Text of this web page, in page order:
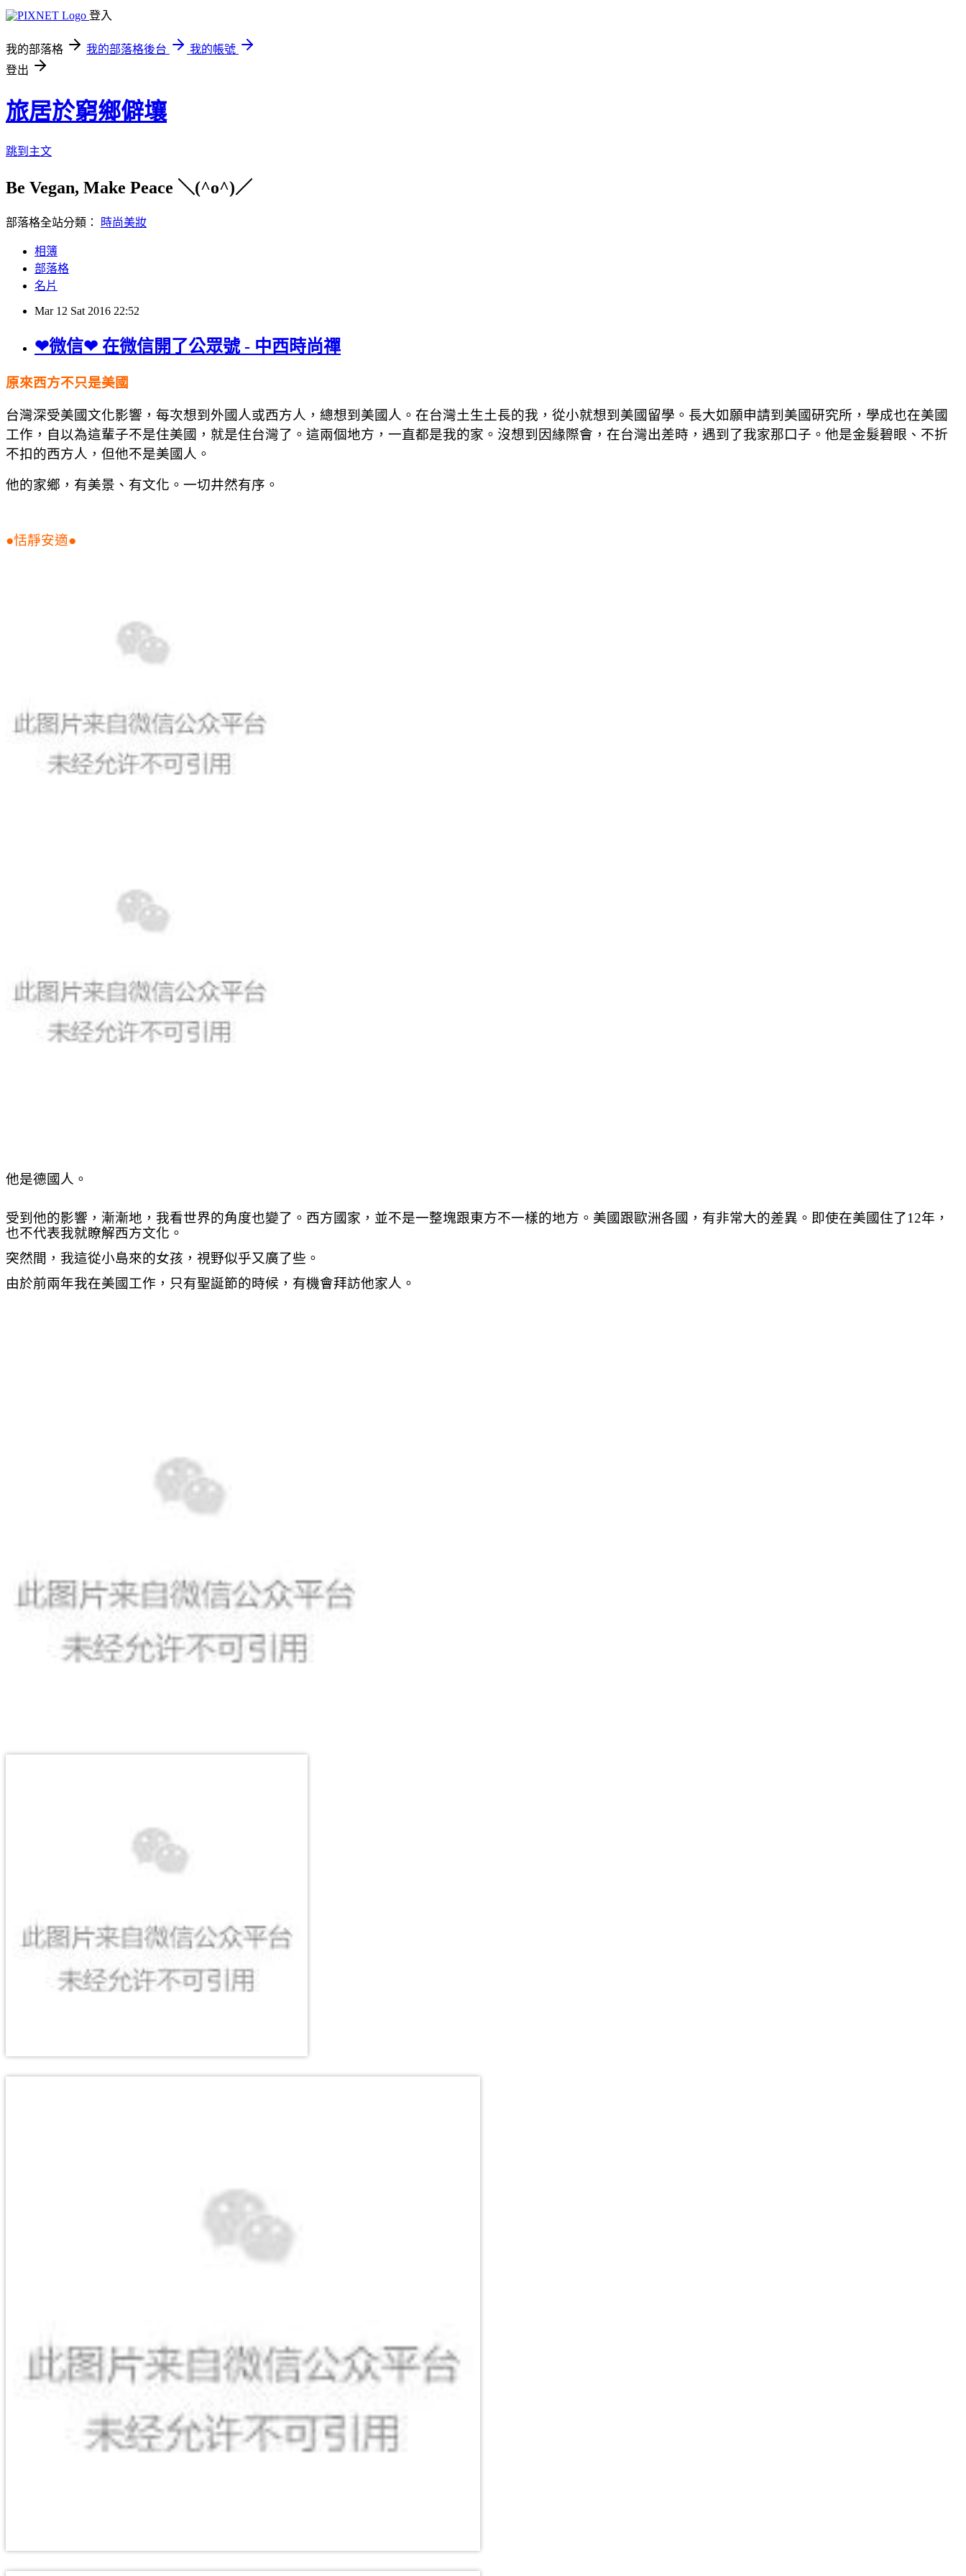
登入
我的部落格 我的部落格後台
我的帳號
登出
旅居於窮鄉僻壤
跳到主文
Be Vegan, Make Peace ＼(^o^)／
部落格全站分類： 時尚美妝
相簿
部落格
名片
Mar 12 Sat 2016 22:52
❤微信❤ 在微信開了公眾號 - 中西時尚禪
原來西方不只是美國
台灣深受美國文化影響，每次想到外國人或西方人，總想到美國人。在台灣土生土長的我，從小就想到美國留學。長大如願申請到美國研究所，學成也在美國
工作，自以為這輩子不是住美國，就是住台灣了。這兩個地方，一直都是我的家。沒想到因緣際會，在台灣出差時，遇到了我家那口子。他是金髮碧眼、不折
不扣的西方人，但他不是美國人。
他的家鄉，有美景、有文化。一切井然有序。
●恬靜安適●
他是德國人。
受到他的影響，漸漸地，我看世界的角度也變了。西方國家，並不是一整塊跟東方不一樣的地方。美國跟歐洲各國，有非常大的差異。即使在美國住了12年，
也不代表我就瞭解西方文化。
突然間，我這從小島來的女孩，視野似乎又廣了些。
由於前兩年我在美國工作，只有聖誕節的時候，有機會拜訪他家人。